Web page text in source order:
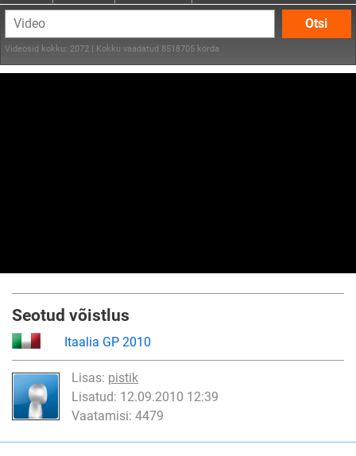
Otsi
Videosid kokku: 2072 | Kokku vaadatud 8518705 korda
Seotud võistlus
Itaalia GP 2010
Lisas: pistik
Lisatud: 12.09.2010 12:39
Vaatamisi: 4479